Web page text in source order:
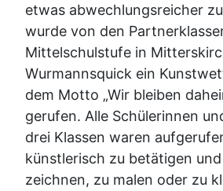
etwas abwechlungsreicher
wurde von den
Mittelschulstufe in
Wurmannsquick ein
dem Motto „Wir bleiben
gerufen. Alle Schülerinnen
drei Klassen waren
künstlerisch zu betätigen
zeichnen, zu malen oder zu